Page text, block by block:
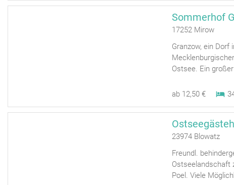
Sommerhof
17252 Mirow
Granzow, ein Dorf
Ostsee. Ein
ab 12,50 €
23974 Blowatz
Freundl.
Ostseelandschaft
Poel. Viele